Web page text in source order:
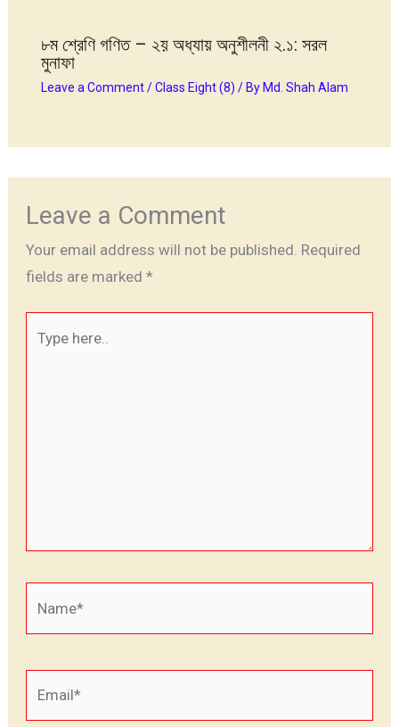
৮ম শ্রেণি গণিত – ২য় অধ্যায় অনুশীলনী ২.১: সরল
মুনাফা
Leave a Comment /Class Eight (8) / By Md. Shah Alam
Leave a Comment
Your email address will not be published. Required
fields are marked *
here..